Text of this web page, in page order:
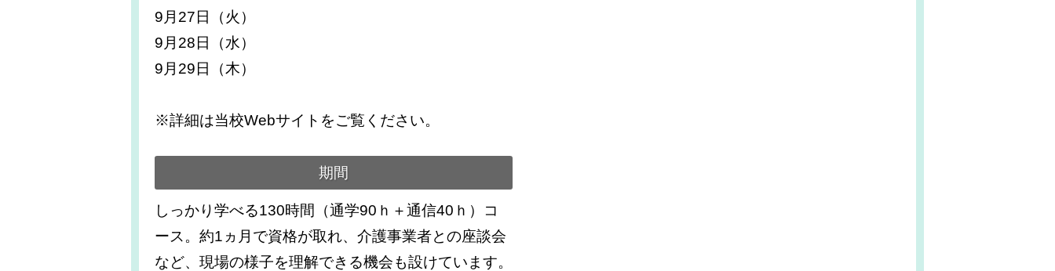
9月27日（火）
9月28日（水）
9月29日（木）
※詳細は当校Webサイトをご覧ください。
期間
しっかり学べる130時間（通学90ｈ＋通信40ｈ）コ
ース。約1ヵ月で資格が取れ、介護事業者との座談会
など、現場の様子を理解できる機会も設けています。